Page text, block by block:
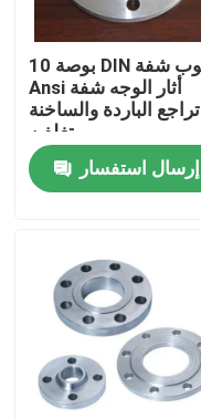
شفة أنابيب الصلب
شفة أنابيب DIN
شفة الأنبوب ANSI
BS 4504 شفة
شفة EN 1092
10 بوصة DIN أنبوب شفة
Ansi أثار الوجه شفة
تراجع الباردة والساخنة
تغلفن
إرسال استفسار